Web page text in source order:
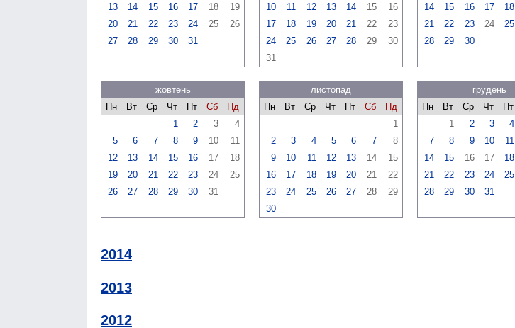
13
14 15 16 17 18
19
20
21 22 23 24 25
26
27
28 29 30 31
10
11 12 13 14 15
16
17
18 19 20 21 22
23
24
25 26 27 28 29
30
31
14
15 16 17 18
21
22 23 24 25
28
29 30
жовтень
Пн
Вт Ср Чт Пт Сб
Нд
1
2 3
4
5
6 7 8 9 10
11
12
13 14 15 16 17
18
19
20 21 22 23 24
25
26
27 28 29 30 31
листопад
Пн
Вт Ср Чт Пт Сб
Нд
1
2
3 4 5 6 7
8
9
10 11 12 13 14
15
16
17 18 19 20 21
22
23
24 25 26 27 28
29
30
грудень
Пн
Вт Ср Чт Пт
1
2 3 4
7
8 9 10 11
14
15 16 17 18
21
22 23 24 25
28
29 30 31
2014
2013
2012